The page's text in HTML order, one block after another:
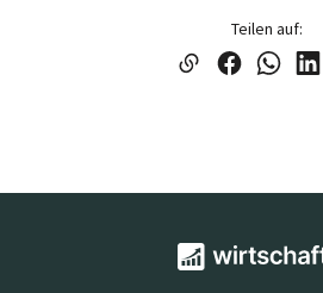
Teilen auf: